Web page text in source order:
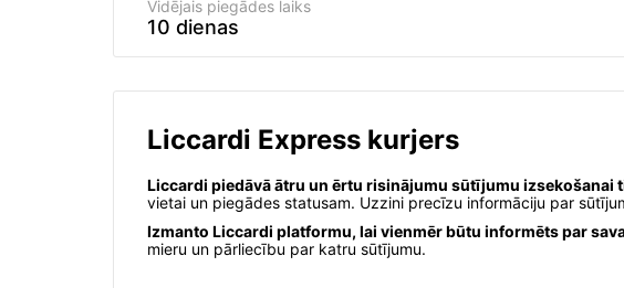
Vidējais piegādes laiks
10 dienas
Liccardi Express kurjers
Liccardi piedāvā ātru un ērtu risinājumu sūtījumu izsekošanai
vietai un piegādes statusam. Uzzini precīzu informāciju par
Izmanto Liccardi platformu, lai vienmēr būtu informēts par
mieru un pārliecību par katru sūtījumu.